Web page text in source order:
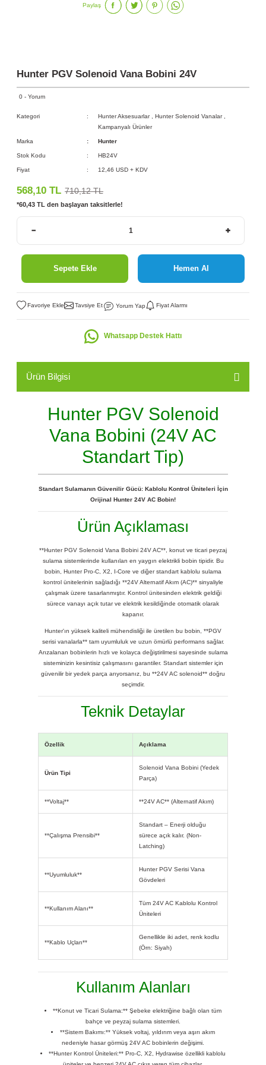
Paylaş
Hunter PGV Solenoid Vana Bobini 24V
0 - Yorum
Kategori Hunter Aksesuarlar Hunter Solenoid Vanalar
Kampanyalı Ürünler
Marka Hunter
Stok Kodu HB24V
Fiyat 12,46 USD + KDV
568,10 TL 710,12 TL
*60,43 TL den başlayan taksitlerle!
Sepete Ekle Hemen Al
Tavsiye Et Yorum Yap Fiyat Alarmı
Whatsapp Destek Hattı
Ürün Bilgisi
Hunter PGV Solenoid
Vana Bobini (24V AC
Standart Tip)
Standart Sulamanın Güvenilir Gücü: Kablolu Kontrol Üniteleri İçin
Orijinal Hunter 24V AC Bobin!
Ürün Açıklaması
**Hunter PGV Solenoid Vana Bobini 24V AC**, konut ve ticari peyzaj
sulama sistemlerinde kullanılan en yaygın elektrikli bobin tipidir. Bu
bobin, Hunter Pro-C, X2, I-Core ve diğer standart kablolu sulama
kontrol ünitelerinin sağladığı **24V Alternatif Akım (AC)** sinyaliyle
çalışmak üzere tasarlanmıştır. Kontrol ünitesinden elektrik geldiği
sürece vanayı açık tutar ve elektrik kesildiğinde otomatik olarak
kapanır.
Hunter'ın yüksek kaliteli mühendisliği ile üretilen bu bobin, **PGV
serisi vanalarla** tam uyumluluk ve uzun ömürlü performans sağlar.
Arızalanan bobinlerin hızlı ve kolayca değiştirilmesi sayesinde sulama
sisteminizin kesintisiz çalışmasını garantiler. Standart sistemler için
güvenilir bir yedek parça arıyorsanız, bu **24V AC solenoid** doğru
seçimdir.
Teknik Detaylar
Özellik Açıklama
Ürün Tipi
Solenoid Vana Bobini (Yedek
Parça)
**Voltaj** **24V AC** (Alternatif Akım)
**Çalışma Prensibi**
Standart – Enerji olduğu
sürece açık kalır. (Non-
Latching)
**Uyumluluk**
Hunter PGV Serisi Vana
Gövdeleri
**Kullanım Alanı**
Tüm 24V AC Kablolu Kontrol
Üniteleri
**Kablo Uçları**
Genellikle iki adet, renk kodlu
(Örn: Siyah)
Kullanım Alanları
**Konut ve Ticari Sulama:** Şebeke elektriğine bağlı olan tüm
bahçe ve peyzaj sulama sistemleri.
**Sistem Bakımı:** Yüksek voltaj, yıldırım veya aşırı akım
nedeniyle hasar görmüş 24V AC bobinlerin değişimi.
**Hunter Kontrol Üniteleri:** Pro-C, X2, Hydrawise özellikli kablolu